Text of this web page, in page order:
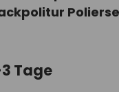
Tage